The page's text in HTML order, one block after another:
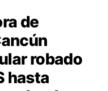
de
robado
hasta